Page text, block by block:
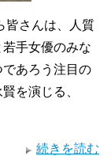
皆さんは、人質
手女優のみな
あろう注目の
を演じる、
続きを読む